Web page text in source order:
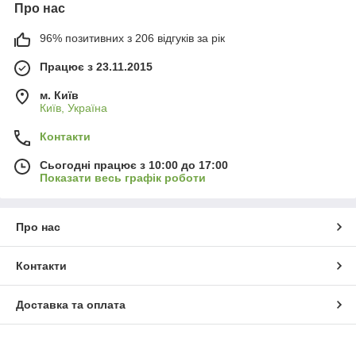
Про нас
96% позитивних з 206 відгуків за рік
Працює з 23.11.2015
м. Київ
Київ, Україна
Контакти
Сьогодні працює з 10:00 до 17:00
Показати весь графік роботи
Про нас
Контакти
Доставка та оплата